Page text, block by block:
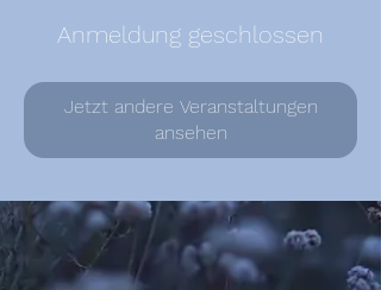
Anmeldung geschlossen
Jetzt andere Veranstaltungen
ansehen